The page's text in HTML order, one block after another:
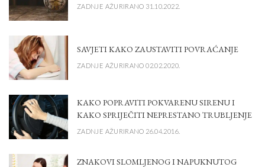
ZADNJE AŽURIRANO 31.10.2022.
SAVJETI KAKO ZAUSTAVITI POVRAĆANJE
ZADNJE AŽURIRANO 02.02.2020.
KAKO POPRAVITI POKVARENU SIRENU I
KAKO SPRIJEČITI NEPRESTANO TRUBLJENJE
ZADNJE AŽURIRANO 26.04.2016.
ZNAKOVI SLOMLJENOG I NAPUKNUTOG